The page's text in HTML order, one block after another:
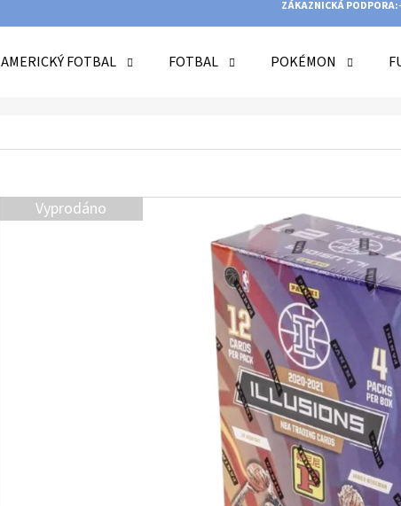
ZÁKAZNICKÁ PODPORA:
AMERICKÝ FOTBAL FOTBAL POKÉMON
Vyprodáno
ULTRA PRO
7 Kč